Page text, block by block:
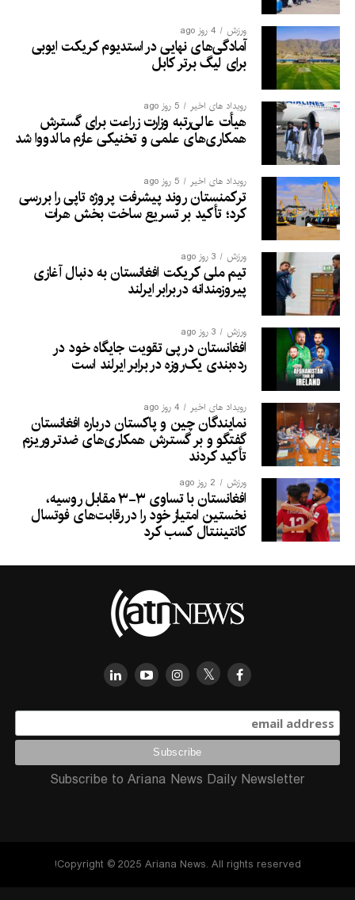
ورزش 4 روز ago
آمادگی‌های نهایی در استدیوم کریکت ایوبی
برای لیگ برتر کابل
رویداد های اخیر 5 روز ago
هیأت عالی‌رتبه وزارت زراعت برای گسترش
همکاری‌های علمی و تخنیکی عازم مالدووا شد
رویداد های اخیر 5 روز ago
ترکمنستان روند پیشرفت پروژه تاپی را بررسی
کرد؛ تأکید بر تسریع ساخت بخش هرات
ورزش 3 روز ago
تیم ملی کریکت افغانستان به دنبال آغازی
پیروزمندانه دربرابر ایرلند
ورزش 3 روز ago
افغانستان در پی تقویت جایگاه خود در
رده‌بندی یک‌روزه در برابر ایرلند است
رویداد های اخیر 4 روز ago
نمایندگان چین و پاکستان درباره افغانستان
گفتگو و بر گسترش همکاری‌های ضدتروریزم
تأکید کردند
ورزش 2 روز ago
افغانستان با تساوی ۳-۳ مقابل روسیه،
نخستین امتیاز خود را در رقابت‌های فوتسال
کانتیننتال کسب کرد
Subscribe to Ariana News Daily Newsletter
Copyright © 2025 Ariana News. All rights reserved!